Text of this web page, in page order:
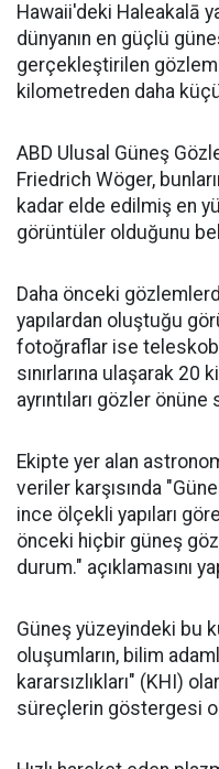
Hawaii'deki Haleakalā
dünyanın en güçlü
gerçekleştirilen
kilometreden daha
ABD Ulusal Güneş
Friedrich Wöger,
kadar elde edilmiş en
görüntüler olduğunu
Daha önceki
yapılardan oluştuğu
fotoğraflar ise
sınırlarına ulaşarak 20
ayrıntıları gözler önüne
Ekipte yer alan
veriler karşısında
ince ölçekli yapıları
önceki hiçbir güneş
durum." açıklamasını
Güneş yüzeyindeki bu
oluşumların, bilim
kararsızlıkları" (KHI)
süreçlerin göstergesi